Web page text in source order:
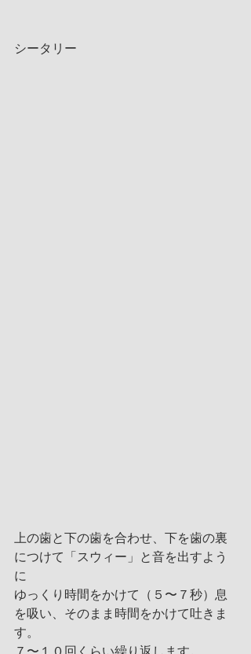
シータリー
上の歯と下の歯を合わせ、下を歯の裏
につけて「スウィー」と音を出すよう
に
ゆっくり時間をかけて（５〜７秒）息
を吸い、そのまま時間をかけて吐きま
す。